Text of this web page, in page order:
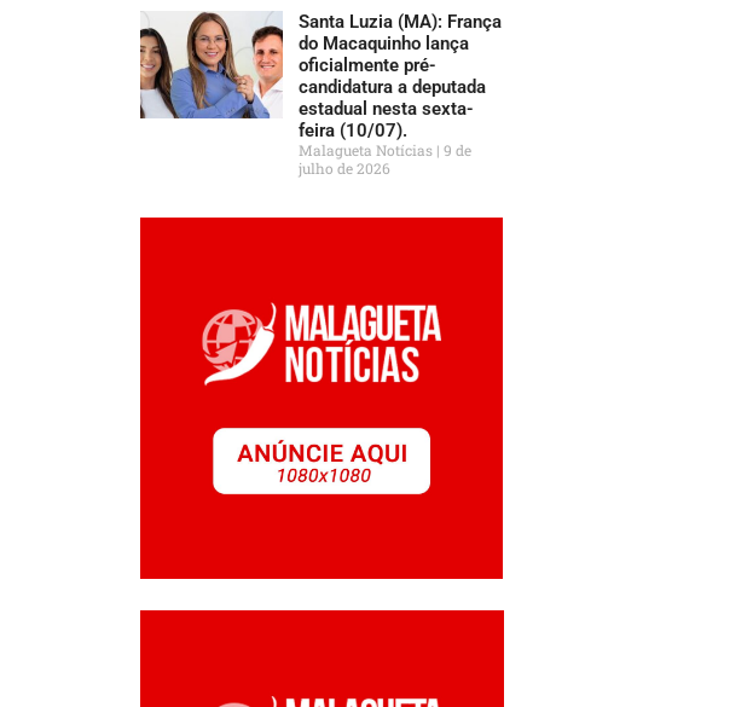
Santa Luzia (MA): França
do Macaquinho lança
oficialmente pré-
candidatura a deputada
estadual nesta sexta-
feira (10/07).
Malagueta Notícias 9 de
julho de 2026